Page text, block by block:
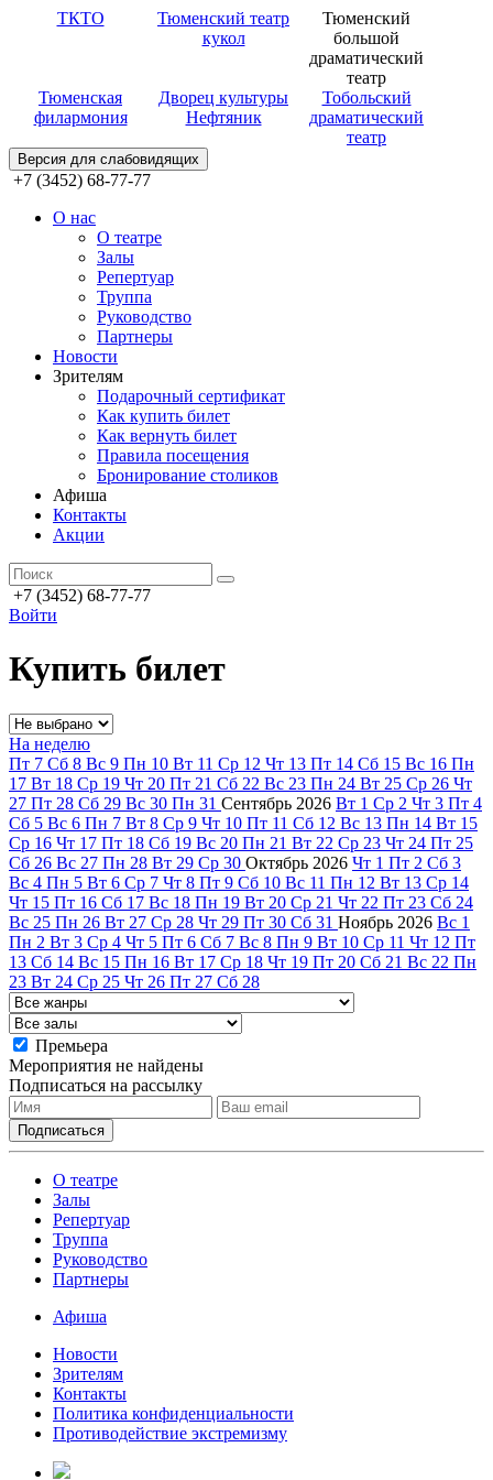
ТКТО
Тюменский театр
кукол
Тюменский
большой
драматический
театр
Тюменская
филармония
Дворец культуры
Нефтяник
Тобольский
драматический
театр
Версия для слабовидящих
+7 (3452) 68-77-77
О нас
О театре
Залы
Репертуар
Труппа
Руководство
Партнеры
Новости
Зрителям
Подарочный сертификат
Как купить билет
Как вернуть билет
Правила посещения
Бронирование столиков
Афиша
Контакты
Акции
+7 (3452) 68-77-77
Войти
Купить билет
На неделю
Пт 7 Сб 8 Вс 9 Пн 10 Вт 11 Ср 12 Чт 13 Пт 14 Сб 15 Вс 16 Пн
17 Вт 18 Ср 19 Чт 20 Пт 21 Сб 22 Вс 23 Пн 24 Вт 25 Ср 26 Чт
27 Пт 28 Сб 29 Вс 30 Пн 31 Сентябрь 2026 Вт 1 Ср 2 Чт 3 Пт 4
Сб 5 Вс 6 Пн 7 Вт 8 Ср 9 Чт 10 Пт 11 Сб 12 Вс 13 Пн 14 Вт 15
Ср 16 Чт 17 Пт 18 Сб 19 Вс 20 Пн 21 Вт 22 Ср 23 Чт 24 Пт 25
Сб 26 Вс 27 Пн 28 Вт 29 Ср 30 Октябрь 2026 Чт 1 Пт 2 Сб 3
Вс 4 Пн 5 Вт 6 Ср 7 Чт 8 Пт 9 Сб 10 Вс 11 Пн 12 Вт 13 Ср 14
Чт 15 Пт 16 Сб 17 Вс 18 Пн 19 Вт 20 Ср 21 Чт 22 Пт 23 Сб 24
Вс 25 Пн 26 Вт 27 Ср 28 Чт 29 Пт 30 Сб 31 Ноябрь 2026 Вс 1
Пн 2 Вт 3 Ср 4 Чт 5 Пт 6 Сб 7 Вс 8 Пн 9 Вт 10 Ср 11 Чт 12 Пт
13 Сб 14 Вс 15 Пн 16 Вт 17 Ср 18 Чт 19 Пт 20 Сб 21 Вс 22 Пн
23 Вт 24 Ср 25 Чт 26 Пт 27 Сб 28
Премьера
Мероприятия не найдены
Подписаться на рассылку
О театре
Залы
Репертуар
Труппа
Руководство
Партнеры
Афиша
Новости
Зрителям
Контакты
Политика конфиденциальности
Противодействие экстремизму